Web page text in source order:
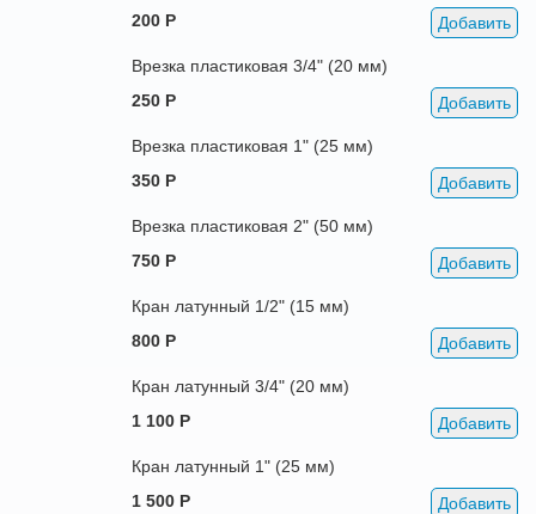
200 Р
Добавить
Врезка пластиковая 3/4" (20 мм)
250 Р
Добавить
Врезка пластиковая 1" (25 мм)
350 Р
Добавить
Врезка пластиковая 2" (50 мм)
750 Р
Добавить
Кран латунный 1/2" (15 мм)
800 Р
Добавить
Кран латунный 3/4" (20 мм)
1 100 Р
Добавить
Кран латунный 1" (25 мм)
1 500 Р
Добавить